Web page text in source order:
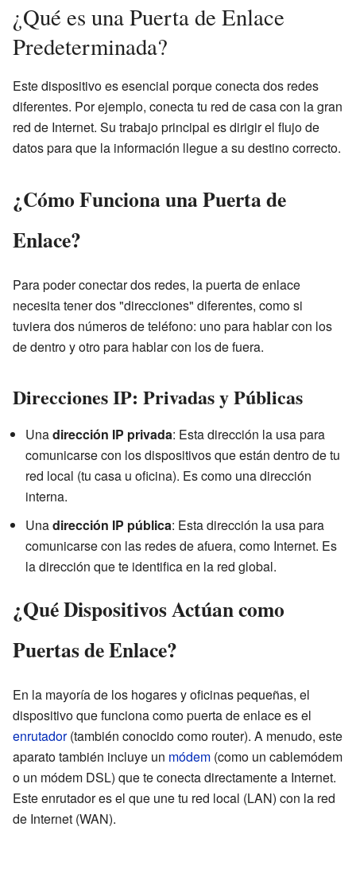
¿Qué es una Puerta de Enlace
Predeterminada?
Este dispositivo es esencial porque conecta dos redes
diferentes. Por ejemplo, conecta tu red de casa con la gran
red de Internet. Su trabajo principal es dirigir el flujo de
datos para que la información llegue a su destino correcto.
¿Cómo Funciona una Puerta de
Enlace?
Para poder conectar dos redes, la puerta de enlace
necesita tener dos "direcciones" diferentes, como si
tuviera dos números de teléfono: uno para hablar con los
de dentro y otro para hablar con los de fuera.
Direcciones IP: Privadas y Públicas
Unadirección IP privada: Esta dirección la usa para
comunicarse con los dispositivos que están dentro de tu
red local (tu casa u oficina). Es como una dirección
interna.
Unadirección IP pública: Esta dirección la usa para
comunicarse con las redes de afuera, como Internet. Es
la dirección que te identifica en la red global.
¿Qué Dispositivos Actúan como
Puertas de Enlace?
En la mayoría de los hogares y oficinas pequeñas, el
dispositivo que funciona como puerta de enlace es el
enrutador(también conocido como router). A menudo, este
aparato también incluye un módem (como un cablemódem
o un módem DSL) que te conecta directamente a Internet.
Este enrutador es el que une tu red local (LAN) con la red
de Internet (WAN).